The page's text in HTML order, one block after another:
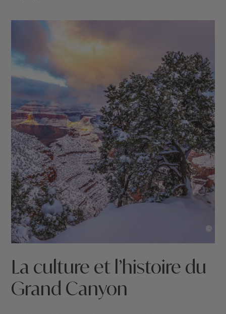
©
La culture et l’histoire du
Grand Canyon